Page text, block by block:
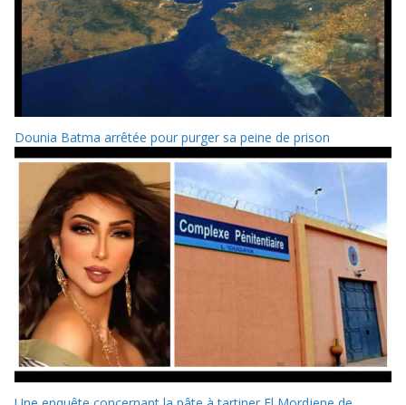
Dounia Batma arrêtée pour purger sa peine de prison